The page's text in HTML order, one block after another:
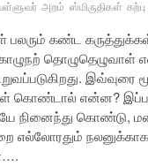
அறம் ஸ்மிருதிகள் கற்பு
பலரும் கண்ட
கொண்டால் என்ன? இப்படி
நினைந்து கொண்டு,
எல்லோரதும்